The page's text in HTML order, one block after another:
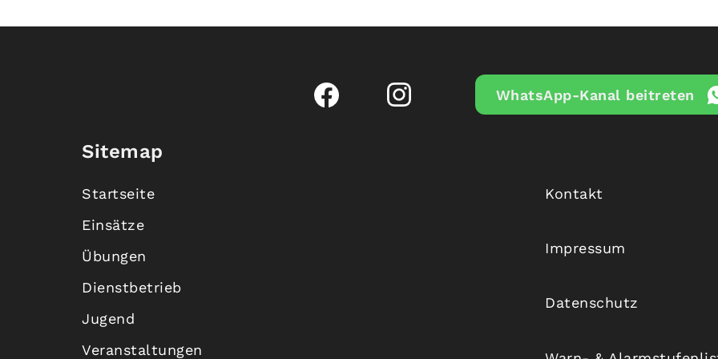
WhatsApp-Kanal beitreten
Sitemap
Startseite
Einsätze
Übungen
Dienstbetrieb
Jugend
Veranstaltungen
Kontakt
Impressum
Datenschutz